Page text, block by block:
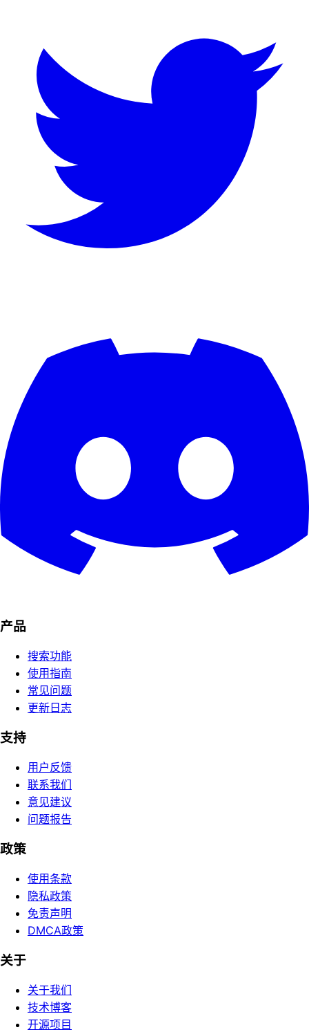
产品
搜索功能
使用指南
常见问题
更新日志
支持
用户反馈
联系我们
意见建议
问题报告
政策
使用条款
隐私政策
免责声明
DMCA政策
关于
关于我们
技术博客
开源项目